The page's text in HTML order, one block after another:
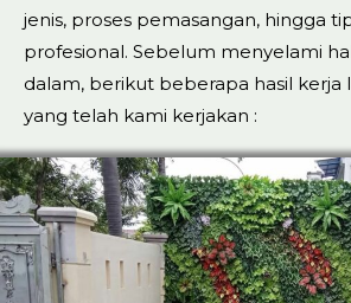
jenis, proses pemasangan, hingga
profesional. Sebelum menyelami
dalam, berikut beberapa hasil kerja
yang telah kami kerjakan :